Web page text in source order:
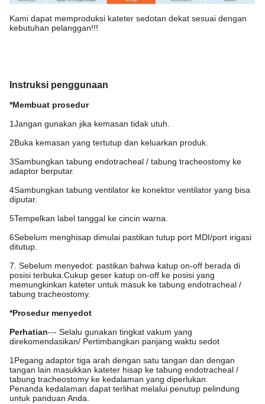
Kami dapat memproduksi kateter sedotan dekat sesuai dengan
kebutuhan pelanggan!!!
Instruksi penggunaan
*Membuat prosedur
1Jangan gunakan jika kemasan tidak utuh.
2Buka kemasan yang tertutup dan keluarkan produk.
3Sambungkan tabung endotracheal / tabung tracheostomy ke
adaptor berputar.
4Sambungkan tabung ventilator ke konektor ventilator yang bisa
diputar.
5Tempelkan label tanggal ke cincin warna.
6Sebelum menghisap dimulai pastikan tutup port MDI/port irigasi
ditutup.
7. Sebelum menyedot: pastikan bahwa katup on-off berada di
posisi terbuka.Cukup geser katup on-off ke posisi yang
memungkinkan kateter untuk masuk ke tabung endotracheal /
tabung tracheostomy.
*Prosedur menyedot
Perhatian--- Selalu gunakan tingkat vakum yang
direkomendasikan/ Pertimbangkan panjang waktu sedot
1Pegang adaptor tiga arah dengan satu tangan dan dengan
tangan lain masukkan kateter hisap ke tabung endotracheal /
tabung tracheostomy ke kedalaman yang diperlukan.
Penanda kedalaman dapat terlihat melalui penutup pelindung
untuk panduan Anda.